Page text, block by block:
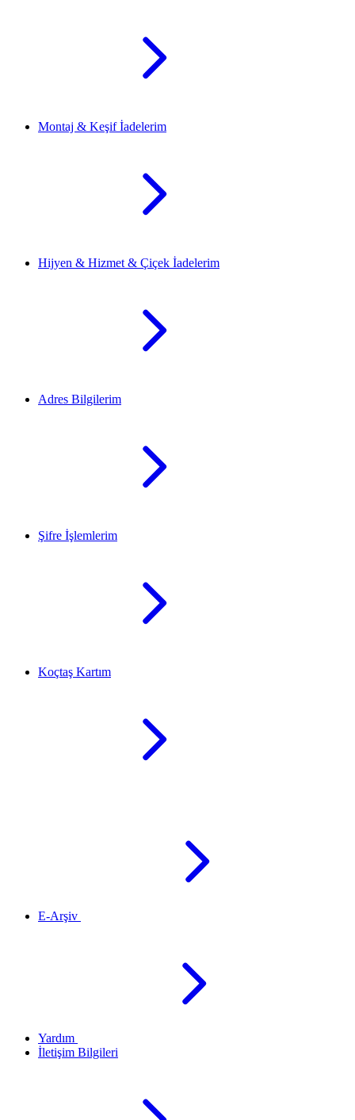
Montaj & Keşif İadelerim
Hijyen & Hizmet & Çiçek İadelerim
Adres Bilgilerim
Şifre İşlemlerim
Koçtaş Kartım
E-Arşiv
Yardım
İletişim Bilgileri